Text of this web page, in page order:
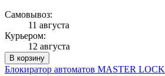
Самовывоз:
11 августа
Курьером:
12 августа
В корзину
Блокиратор автоматов MASTER